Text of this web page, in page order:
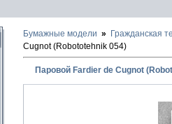
Бумажные модели Гражданская
Cugnot (Robototehnik 054)
Паровой Fardier de Cugnot